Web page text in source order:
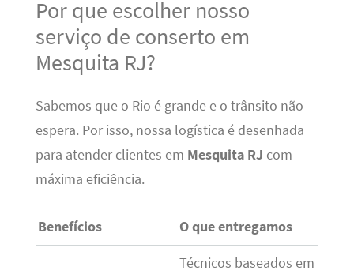
Por que escolher nosso
serviço de conserto em
Mesquita RJ?
Sabemos que o Rio é grande e o trânsito não
espera. Por isso, nossa logística é desenhada
para atender clientes em Mesquita RJ com
máxima eficiência.
Benefícios O que entregamos
Técnicos baseados em